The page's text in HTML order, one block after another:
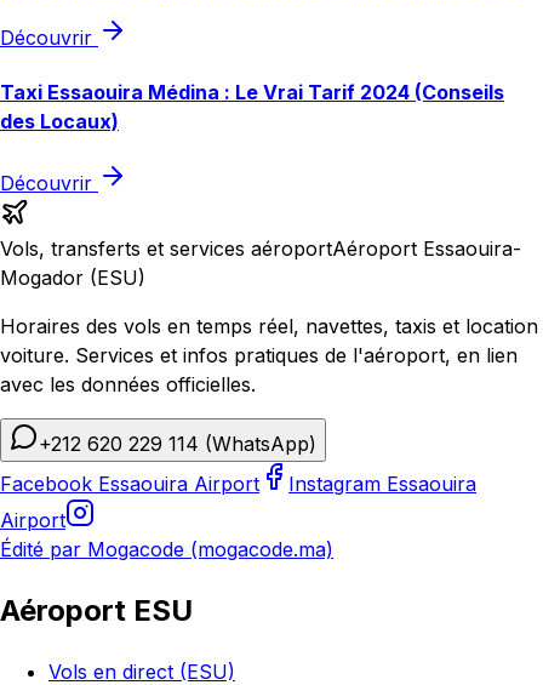
Découvrir
Taxi Essaouira Médina : Le Vrai Tarif 2024 (Conseils
des Locaux)
Découvrir
Vols, transferts et services aéroportAéroport Essaouira-
Mogador (ESU)
Horaires des vols en temps réel, navettes, taxis et location
voiture. Services et infos pratiques de l'aéroport, en lien
avec les données officielles.
+212 620 229 114 (WhatsApp)
Facebook Essaouira Airport
Instagram Essaouira
Airport
Édité par Mogacode (mogacode.ma)
Aéroport ESU
Vols en direct (ESU)